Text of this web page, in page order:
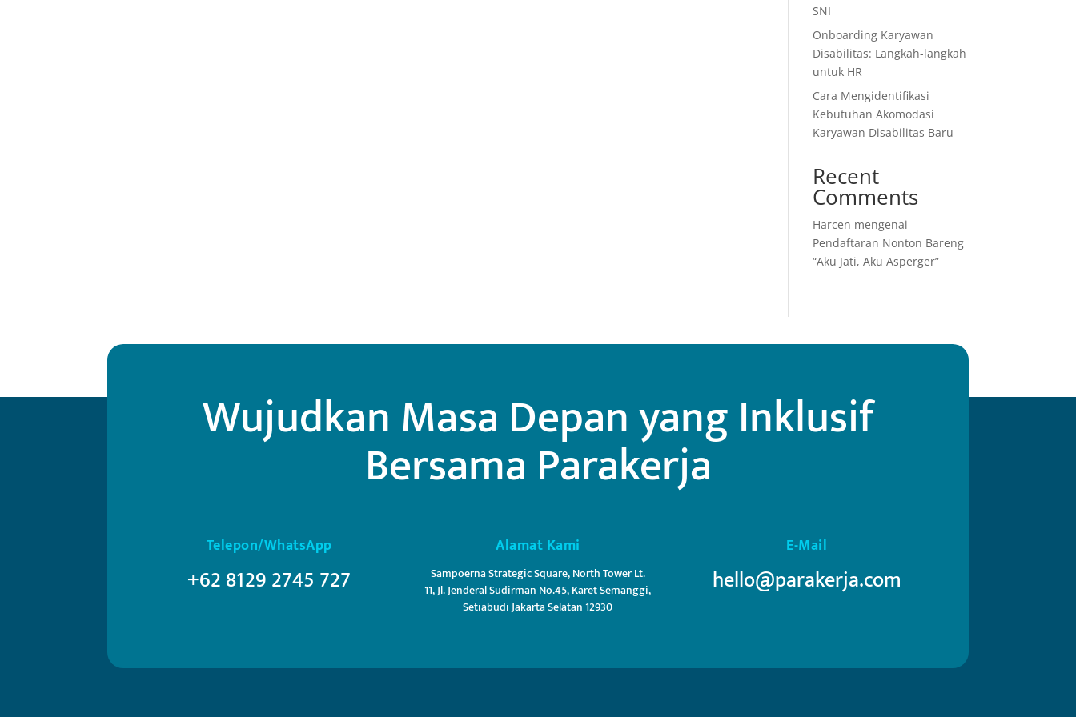
SNI
Onboarding Karyawan
Disabilitas: Langkah-langkah
untuk HR
Cara Mengidentifikasi
Kebutuhan Akomodasi
Karyawan Disabilitas Baru
Recent
Comments
Harcen mengenai
Pendaftaran Nonton Bareng
“Aku Jati, Aku Asperger”
Wujudkan Masa Depan yang Inklusif
Bersama Parakerja
Telepon/WhatsApp
+62 8129 2745 727
Alamat Kami
Sampoerna Strategic Square, North Tower Lt.
11, Jl. Jenderal Sudirman No.45, Karet Semanggi,
Setiabudi Jakarta Selatan 12930
E-Mail
hello@parakerja.com